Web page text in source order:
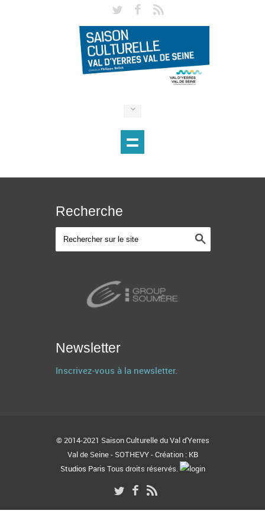
Recherche
Newsletter
Inscrivez-vous à la newsletter.
© 2014-2021 Saison Culturelle du Val d'Yerres
Val de Seine - SOTHEVY - Création : KB
Studios Paris Tous droits réservés.